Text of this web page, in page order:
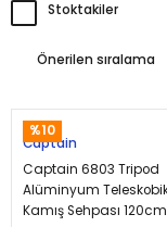
Stoktakiler
%10
Captain
Captain 6803 Tripod
Alüminyum
Kamış Sehpası 120cm